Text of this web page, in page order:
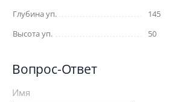
Глубина уп.
145
Высота уп.
50
Вопрос-Ответ
Имя